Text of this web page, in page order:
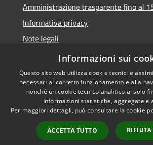
Amministrazione trasparente fino al
Informativa privacy
Note legali
Dichiarazione di accessibilità
Accessibilità
Copyright
Informazioni sui
Questo sito web utilizza cookie tecnici e
necessari al corretto funzionamento e alla
nonché un cookie tecnico analitico al solo
informazioni statistiche, aggregate e
Per maggiori dettagli, può consultare la cookie
ACCETTA TUTTO RIFIUTA